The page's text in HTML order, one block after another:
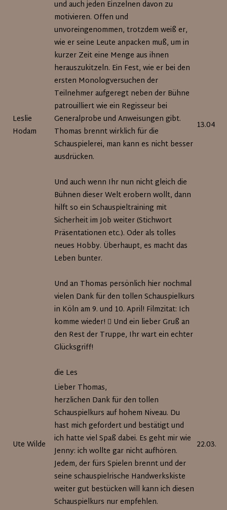
Leslie
Hodam
und auch jeden Einzelnen davon zu
motivieren. Offen und
unvoreingenommen, trotzdem weiß er,
wie er seine Leute anpacken muß, um in
kurzer Zeit eine Menge aus ihnen
herauszukitzeln. Ein Fest, wie er bei den
ersten Monologversuchen der
Teilnehmer aufgeregt neben der Bühne
patrouilliert wie ein Regisseur bei
Generalprobe und Anweisungen gibt.
Thomas brennt wirklich für die
Schauspielerei, man kann es nicht besser
ausdrücken.
Und auch wenn Ihr nun nicht gleich die
Bühnen dieser Welt erobern wollt, dann
hilft so ein Schauspieltraining mit
Sicherheit im Job weiter (Stichwort
Präsentationen etc.). Oder als tolles
neues Hobby. Überhaupt, es macht das
Leben bunter.
Und an Thomas persönlich hier nochmal
vielen Dank für den tollen Schauspielkurs
in Köln am 9. und 10. April! Filmzitat: Ich
komme wieder!  Und ein lieber Gruß an
den Rest der Truppe, Ihr wart ein echter
Glücksgriff!
die Les
Ute Wilde
Lieber Thomas,
herzlichen Dank für den tollen
Schauspielkurs auf hohem Niveau. Du
hast mich gefordert und bestätigt und
ich hatte viel Spaß dabei. Es geht mir wie
Jenny: ich wollte gar nicht aufhören.
Jedem, der fürs Spielen brennt und der
seine schauspielrische Handwerkskiste
weiter gut bestücken will kann ich diesen
Schauspielkurs nur empfehlen.